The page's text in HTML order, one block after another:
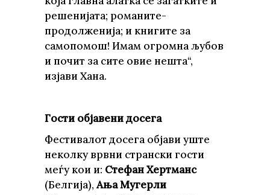
решенијата; романите-
продолженија; и книгите за
самопомош! Имам огромна љубов
и почит за сите овие нешта“,
изјави Хана.
Гости објавени досега
Фестивалот досега објави уште
неколку врвни странски гости
меѓу кои и: Стефан Хертманс
(Белгија), Ања Мугерли